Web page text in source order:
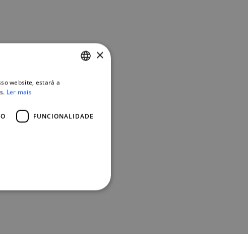
×
website, estará a
Ler mais
FUNCIONALIDADE